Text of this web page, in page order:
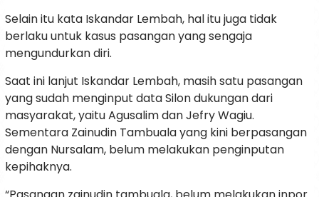
Selain itu kata Iskandar Lembah, hal itu juga tidak
berlaku untuk kasus pasangan yang sengaja
mengundurkan diri.
Saat ini lanjut Iskandar Lembah, masih satu pasangan
yang sudah menginput data Silon dukungan dari
masyarakat, yaitu Agusalim dan Jefry Wagiu.
Sementara Zainudin Tambuala yang kini berpasangan
dengan Nursalam, belum melakukan penginputan
kepihaknya.